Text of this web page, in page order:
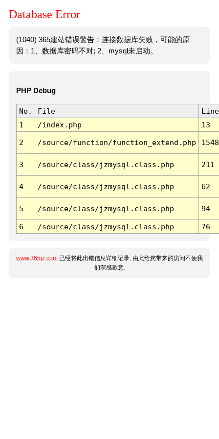
Database Error
(1040) 365建站错误警告：连接数据库失败，可能的原
因：1、数据库密码不对; 2、mysql未启动。
PHP Debug
No. File
Line
1
/index.php 13
2 /source/function/function_extend.php 1548
3 /source/class/jzmysql.class.php 211
4 /source/class/jzmysql.class.php 62
5 /source/class/jzmysql.class.php 94
6 /source/class/jzmysql.class.php 76
www.365jz.com 已经将此出错信息详细记录, 由此给您带来的访问不便我
们深感歉意.